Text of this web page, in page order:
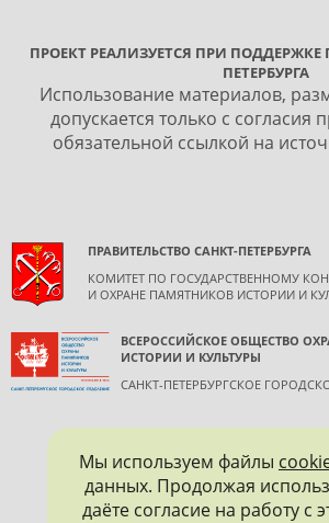
ПРОЕКТ РЕАЛИЗУЕТСЯ ПРИ ПОДДЕРЖКЕ
ПЕТЕРБУРГА
Использование материалов,
допускается только с согласия
обязательной ссылкой на
ПРАВИТЕЛЬСТВО САНКТ-ПЕТЕРБУРГА
КОМИТЕТ ПО ГОСУДАРСТВЕННОМУ
И ОХРАНЕ ПАМЯТНИКОВ ИСТОРИИ И
ВСЕРОССИЙСКОЕ ОБЩЕСТВО
ИСТОРИИ И КУЛЬТУРЫ
САНКТ-ПЕТЕРБУРГСКОЕ
Мы используем файлы
данных. Продолжая
даёте согласие на работу с